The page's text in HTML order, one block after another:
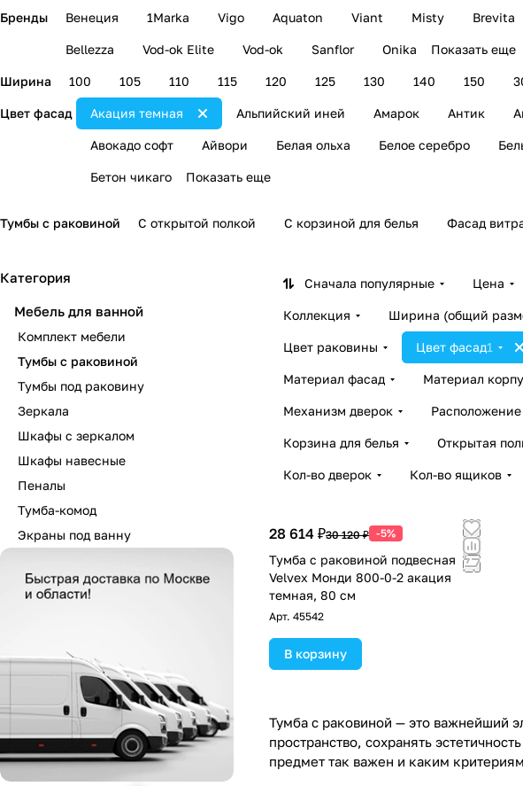
Бренды Венеция 1Marka Vigo Aquaton Viant Misty Brevita
Bellezza Vod-ok Elite Vod-ok Sanflor Onika Показать еще
Ширина 100 105 110 115 120 125 130 140 150
Цвет фасад Акация темная Альпийский иней Амарок Антик
Авокадо софт Айвори Белая ольха Белое серебро
Бетон чикаго Показать еще
Тумбы с раковиной С открытой полкой С корзиной для белья Фасад
Сначала популярные Цена
Коллекция Ширина (общий
Цвет раковины Цвет фасад1
Материал фасад Материал
Механизм дверок Расположение
Корзина для белья Открытая
Кол-во дверок Кол-во ящиков
28 614 ₽30 120 ₽ -5%
Тумба с раковиной подвесная
Velvex Монди 800-0-2 акация
темная, 80 см
Арт. 45542
В корзину
Тумба с раковиной — это важнейший
пространство, сохранять
предмет так важен и каким
Категория
Мебель для ванной
Комплект мебели
Тумбы с раковиной
Тумбы под раковину
Зеркала
Шкафы с зеркалом
Шкафы навесные
Пеналы
Тумба-комод
Экраны под ванну